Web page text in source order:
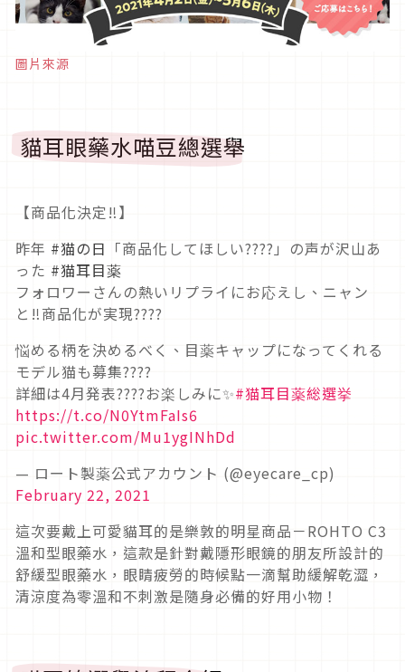
圖片來源
貓耳眼藥水喵豆總選舉
【商品化決定‼️】
昨年 #猫の日 「商品化してほしい????」の声が沢山あ
った #猫耳目薬
フォロワーさんの熱いリプライにお応えし、ニャン
と‼️商品化が実現????
悩める柄を決めるべく、目薬キャップになってくれる
モデル猫も募集????
詳細は4月発表????お楽しみに✨#猫耳目薬総選挙
https://t.co/N0YtmFaIs6
pic.twitter.com/Mu1ygINhDd
— ロート製薬公式アカウント (@eyecare_cp)
February 22, 2021
這次要戴上可愛貓耳的是樂敦的明星商品－ROHTO C3
溫和型眼藥水，這款是針對戴隱形眼鏡的朋友所設計的
舒緩型眼藥水，眼睛疲勞的時候點一滴幫助緩解乾澀，
清涼度為零溫和不刺激是隨身必備的好用小物！